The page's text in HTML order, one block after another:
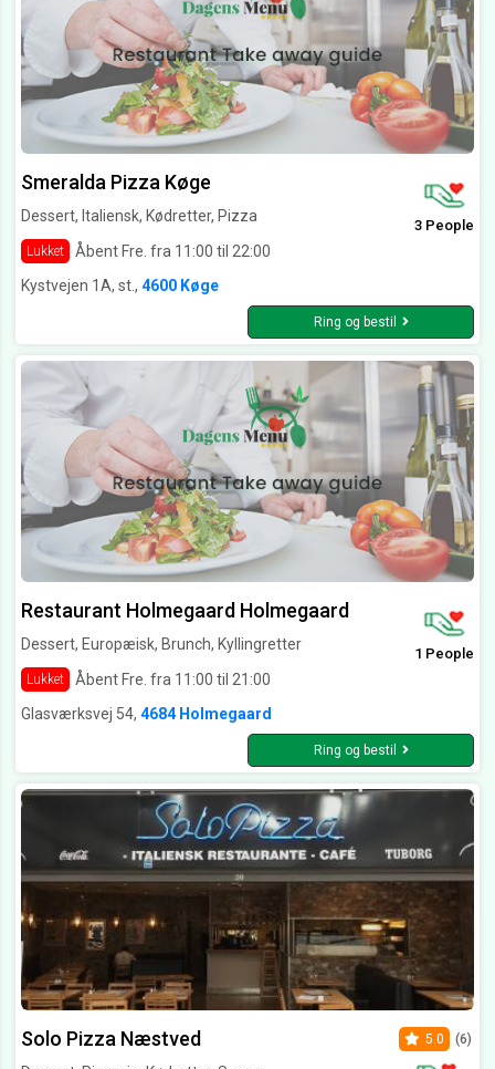
Smeralda Pizza Køge
Dessert, Italiensk, Kødretter, Pizza
Lukket Åbent Fre. fra 11:00 til 22:00
3 People
Kystvejen 1A, st., 4600 Køge
Ring og bestil
Restaurant Holmegaard Holmegaard
Dessert, Europæisk, Brunch, Kyllingretter
Lukket Åbent Fre. fra 11:00 til 21:00
1 People
Glasværksvej 54, 4684 Holmegaard
Ring og bestil
Solo Pizza Næstved 5.0 (6)